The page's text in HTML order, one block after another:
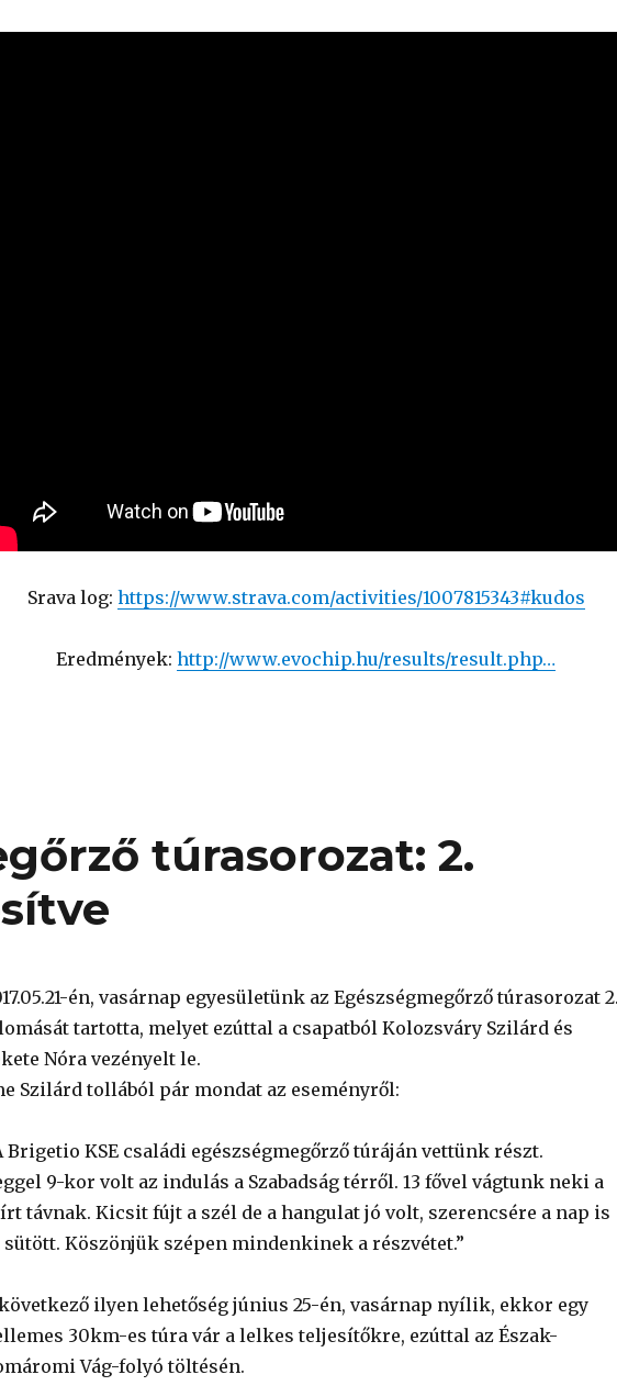
Srava log: https://www.strava.com/activities/1007815343#kudos
Eredmények:http://www.evochip.hu/results/result.php…
túrasorozat: 2.
én, vasárnap egyesületünk az Egészségmegőrző túrasorozat
tartotta, melyet ezúttal a csapatból Kolozsváry Szilárd és
Nóra vezényelt le.
Szilárd tollából pár mondat az eseményről:
Brigetio KSE családi egészségmegőrző túráján vettünk részt.
9-kor volt az indulás a Szabadság térről. 13 fővel vágtunk neki a
távnak. Kicsit fújt a szél de a hangulat jó volt, szerencsére a nap is
Köszönjük szépen mindenkinek a részvétet.”
ilyen lehetőség június 25-én, vasárnap nyílik, ekkor egy
30km-es túra vár a lelkes teljesítőkre, ezúttal az Észak-
Vág-folyó töltésén.